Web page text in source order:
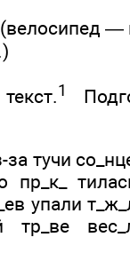
—
1
тучи
пр_к_
упали